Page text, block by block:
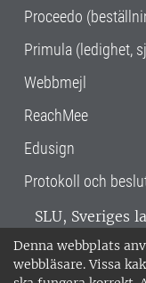
Denna webbplats
webbläsare. Vissa
Proceedo
Primula (ledighet,
Webbmejl
ReachMee
Edusign
Protokoll och
SLU, Sveriges
verksamhet
Alnarp,